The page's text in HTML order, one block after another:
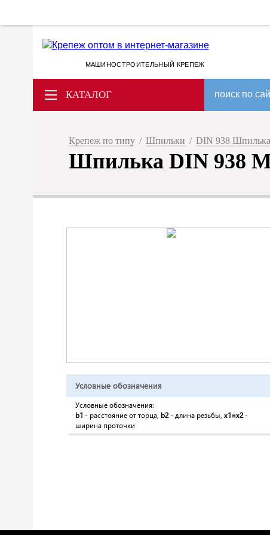
МАШИНОСТРОИТЕЛЬНЫЙ КРЕПЕЖ
КАТАЛОГ поиск по
Крепеж по типу / Шпильки / DIN 938
Шпилька DIN 938 M
Условные обозначения
Условные обозначения:
b1 - расстояние от торца, b2- длина резьбы, x1=x2-
ширина проточки